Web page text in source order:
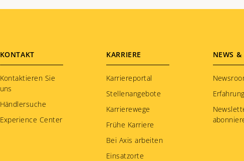
KONTAKT
Kontaktieren Sie
uns
Händlersuche
Experience Center
KARRIERE
Karriereportal
Stellenangebote
Karrierewege
Frühe Karriere
Bei Axis arbeiten
Einsatzorte
NEWS &